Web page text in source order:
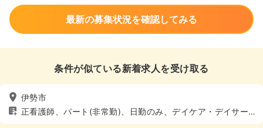
最新の募集状況を確認してみる
条件が似ている新着求人を受け取る
伊勢市
正看護師、パート(非常勤)、日勤のみ、デイケア・デイサー
ビス、介護・福祉系